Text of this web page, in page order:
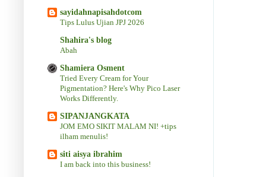
sayidahnapisahdotcom
Tips Lulus Ujian JPJ 2026
Shahira's blog
Abah
Shamiera Osment
Tried Every Cream for Your
Pigmentation? Here's Why Pico Laser
Works Differently.
SIPANJANGKATA
JOM EMO SIKIT MALAM NI! +tips
ilham menulis!
siti aisya ibrahim
I am back into this business!